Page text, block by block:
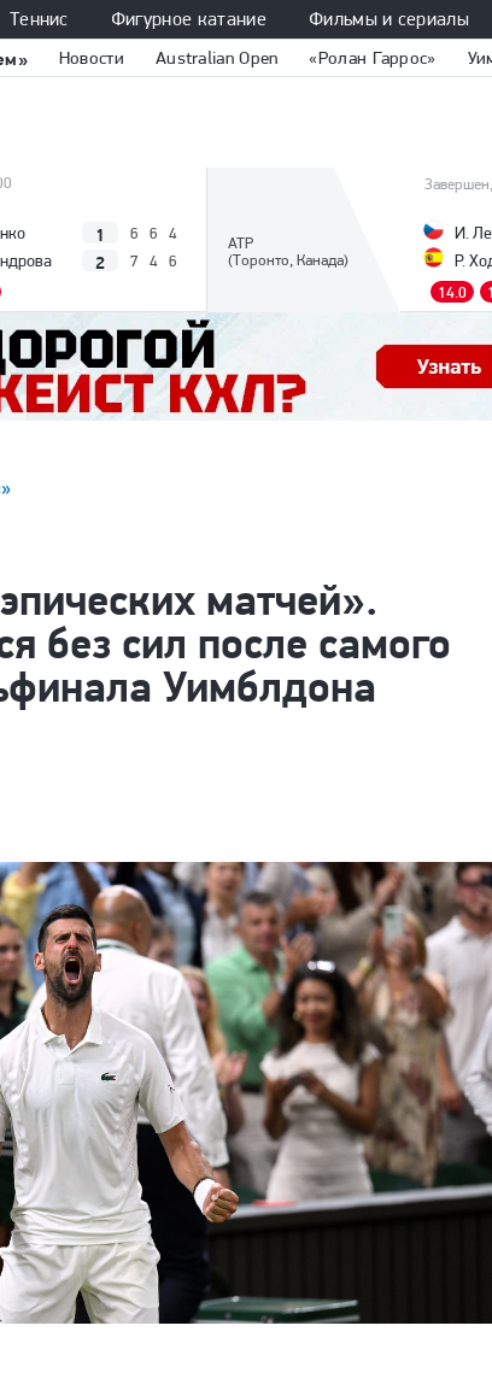
Теннис Фигурное катание Фильмы и сериалы
Новости Australian Open «Ролан Гаррос»
1 6 6 4
2 7 4
6
ATP
(Торонто, Канада)
И.
Р.
14.0
матчей».
без сил после самого
Уимблдона